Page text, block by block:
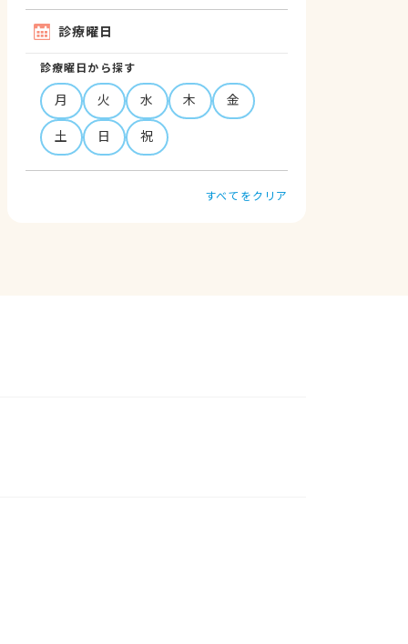
診療曜日
診療曜日から探す
月 火 水 木
金
土
日 祝
すべてをクリア